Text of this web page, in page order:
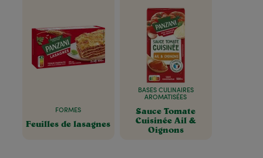
FORMES
Feuilles de lasagnes
BASES CULINAIRES
AROMATISÉES
Sauce Tomate
Cuisinée Ail &
Oignons